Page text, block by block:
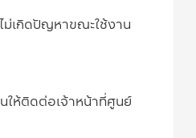
ม่เกิดปัญหาขณะใช้งาน
ห้ติดต่อเจ้าหน้าที่ศูนย์